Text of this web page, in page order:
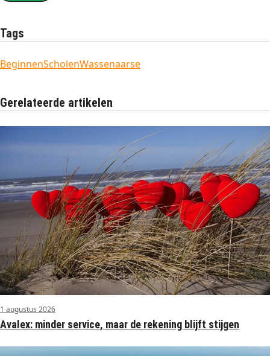
Tags
BeginnenScholenWassenaarse
Gerelateerde artikelen
1 augustus 2026
Avalex: minder service, maar de rekening blijft stijgen